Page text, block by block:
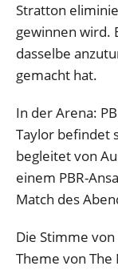
Stratton
gewinnen wird.
dasselbe
gemacht hat.
In der Arena:
Taylor befindet
begleitet von
einem PBR-
Match des
Die Stimme
Theme von The